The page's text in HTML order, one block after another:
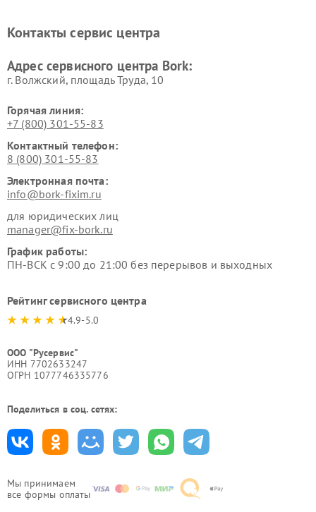
Мы принимаем
все формы оплаты
воздуха Bork
Bork
Bork
Контакты сервис центра
Адрес сервисного центра Bork:
г. Волжский, площадь Труда, 10
Горячая линия:
+7 (800) 301-55-83
Контактный телефон:
8 (800) 301-55-83
Электронная почта:
info@bork-fixim.ru
для юридических лиц
manager@fix-bork.ru
График работы:
ПН-ВСК с 9:00 до 21:00 без перерывов и выходных
Рейтинг сервисного центра
4.9-5.0
ООО "Русервис"
ИНН 7702633247
ОГРН 1077746335776
Поделиться в соц. сетях: